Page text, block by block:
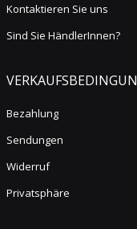
Kontaktieren Sie uns
Sind Sie HändlerInnen?
Bezahlung
Sendungen
Widerruf
Privatsphäre